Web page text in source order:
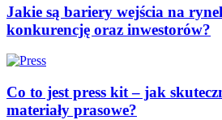
Jakie są bariery wejścia na
konkurencję oraz inwestorów?
Co to jest press kit – jak
materiały prasowe?